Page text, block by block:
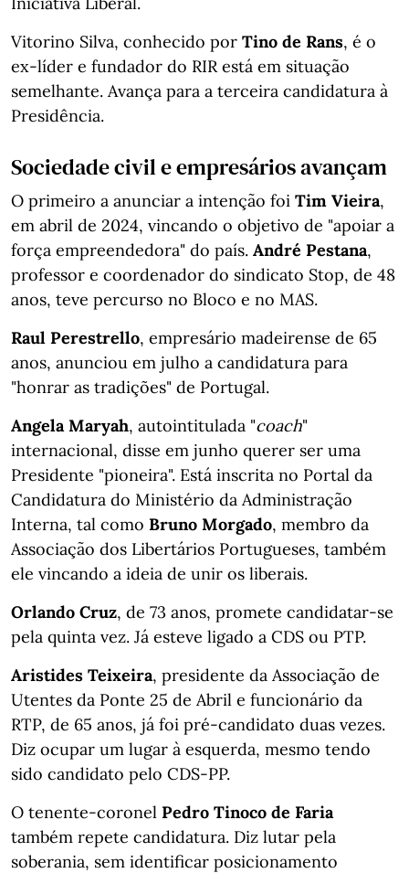
Vitorino Silva, conhecido por Tino de Rans, é o
ex-líder e fundador do RIR está em situação
semelhante. Avança para a terceira candidatura à
Presidência.
Sociedade civil e empresários avançam
O primeiro a anunciar a intenção foi Tim Vieira,
em abril de 2024, vincando o objetivo de "apoiar a
força empreendedora" do país. André Pestana,
professor e coordenador do sindicato Stop, de 48
anos, teve percurso no Bloco e no MAS.
Raul Perestrello, empresário madeirense de 65
anos, anunciou em julho a candidatura para
"honrar as tradições" de Portugal.
Angela Maryah, autointitulada "coach"
internacional, disse em junho querer ser uma
Presidente "pioneira". Está inscrita no Portal da
Candidatura do Ministério da Administração
Interna, tal como Bruno Morgado, membro da
Associação dos Libertários Portugueses, também
ele vincando a ideia de unir os liberais.
Orlando Cruz, de 73 anos, promete candidatar-se
pela quinta vez. Já esteve ligado a CDS ou PTP.
Aristides Teixeira, presidente da Associação de
Utentes da Ponte 25 de Abril e funcionário da
RTP, de 65 anos, já foi pré-candidato duas vezes.
Diz ocupar um lugar à esquerda, mesmo tendo
sido candidato pelo CDS-PP.
O tenente-coronel Pedro Tinoco de Faria
também repete candidatura. Diz lutar pela
soberania, sem identificar posicionamento